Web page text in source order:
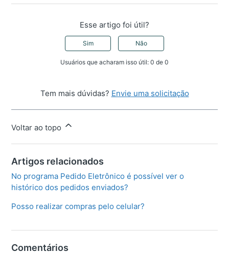
Esse artigo foi útil?
Sim Não
Usuários que acharam isso útil: 0 de 0
Tem mais dúvidas? Envie uma solicitação
Voltar ao topo
Artigos relacionados
No programa Pedido Eletrônico é possível ver o
histórico dos pedidos enviados?
Posso realizar compras pelo celular?
Comentários